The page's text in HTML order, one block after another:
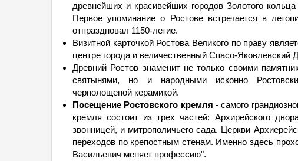
древнейших и красивейших городов Золотого
Первое упоминание о Ростове встречается в
отпраздновал 1150-летие.
Визитной карточкой Ростова Великого по праву
центре города и величественный Спасо-Яковлевский
Древний Ростов знаменит не только своими
святынями, но и народными исконно
чернолощеной керамикой.
Посещение Ростовского кремля - самого
кремля состоит из трех частей: Архирейского
звонницей, и митрополичьего сада. Церкви
переходов по крепостным стенам. Именно здесь
Васильевич меняет профессию".